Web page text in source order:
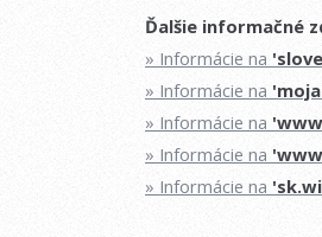
Ďalšie informačné
» Informácie na
» Informácie na
» Informácie na
» Informácie na
» Informácie na